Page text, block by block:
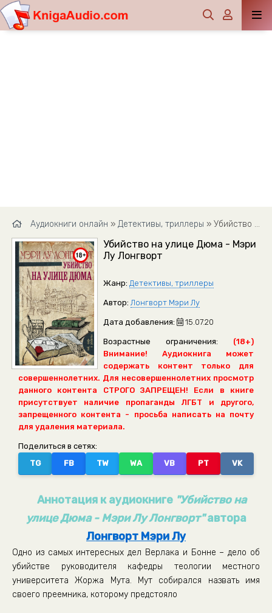
Аудиокниги онлайн » Детективы, триллеры » Убийство на улице Дюма - Мэри Лу Лонгворт
Убийство на улице Дюма - Мэри
Лу Лонгворт
Жанр: Детективы, триллеры
Автор: Лонгворт Мэри Лу
Дата добавления: 15.07.20
Возрастные ограничения:
(18+)
Внимание! Аудиокнига может
содержать контент только для
совершеннолетних. Для несовершеннолетних просмотр
данного контента СТРОГО ЗАПРЕЩЕН! Если в книге
присутствует наличие пропаганды ЛГБТ и другого,
запрещенного контента - просьба написать на почту
для удаления материала.
Поделиться в сетях:
TG
FB TW WA VB PT VK
Аннотация к аудиокниге "Убийство на
улице Дюма - Мэри Лу Лонгворт"автора
Лонгворт Мэри Лу
Одно из самых интересных дел Верлака и Бонне – дело об
убийстве руководителя кафедры теологии местного
университета Жоржа Мута. Мут собирался назвать имя
своего преемника, которому предстояло